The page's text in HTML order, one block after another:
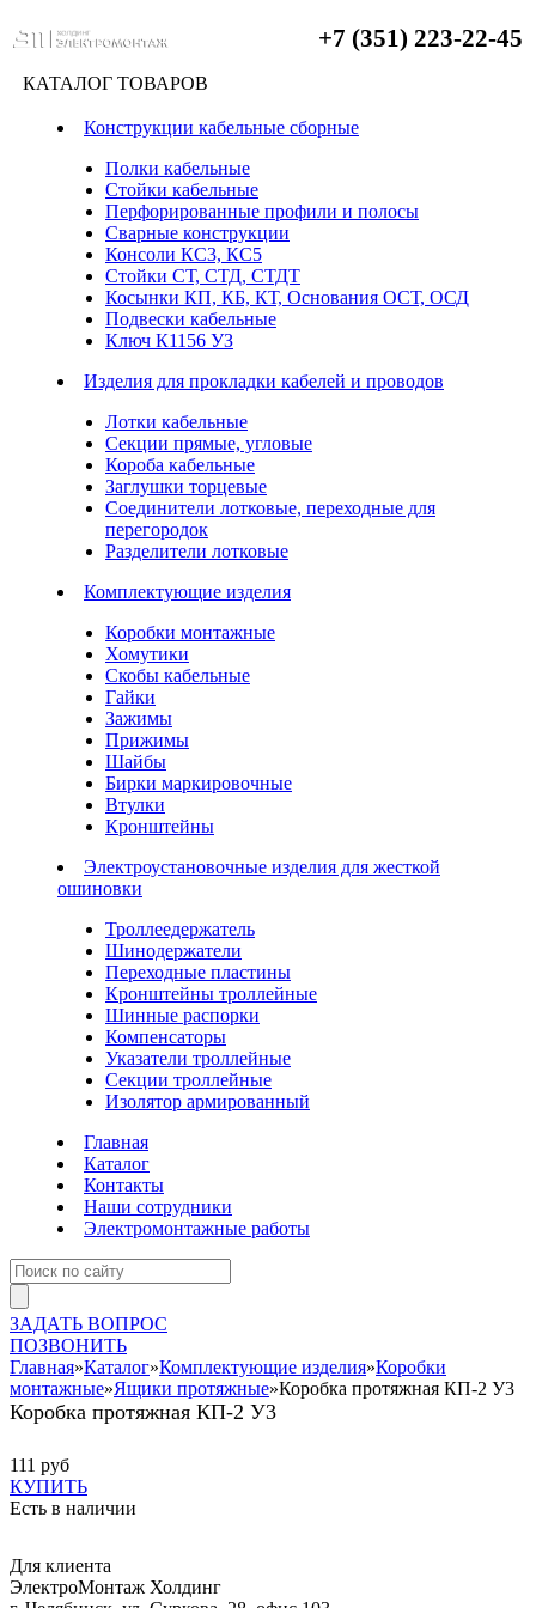
+7 (351) 223-22-45
КАТАЛОГ ТОВАРОВ
Конструкции кабельные сборные
Полки кабельные
Стойки кабельные
Перфорированные профили и полосы
Сварные конструкции
Консоли КС3, КС5
Стойки СТ, СТД, СТДТ
Косынки КП, КБ, КТ, Основания ОСТ, ОСД
Подвески кабельные
Ключ К1156 УЗ
Изделия для прокладки кабелей и проводов
Лотки кабельные
Секции прямые, угловые
Короба кабельные
Заглушки торцевые
Соединители лотковые, переходные для
перегородок
Разделители лотковые
Комплектующие изделия
Коробки монтажные
Хомутики
Скобы кабельные
Гайки
Зажимы
Прижимы
Шайбы
Бирки маркировочные
Втулки
Кронштейны
Электроустановочные изделия для жесткой
ошиновки
Троллеедержатель
Шинодержатели
Переходные пластины
Кронштейны троллейные
Шинные распорки
Компенсаторы
Указатели троллейные
Секции троллейные
Изолятор армированный
Главная
Каталог
Контакты
Наши сотрудники
Электромонтажные работы
ЗАДАТЬ ВОПРОС
ПОЗВОНИТЬ
Главная»Каталог»Комплектующие изделия»Коробки
монтажные»Ящики протяжные»Коробка протяжная КП-2 У3
Коробка протяжная КП-2 У3
111 руб
КУПИТЬ
Есть в наличии
Для клиента
ЭлектроМонтаж Холдинг